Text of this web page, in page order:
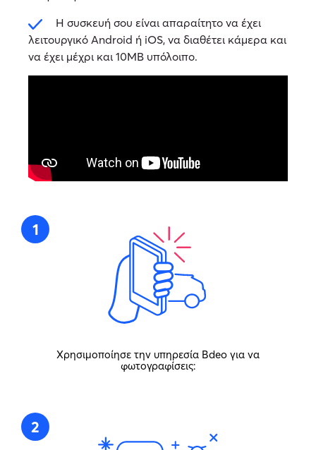
Η συσκευή σου είναι απαραίτητο να έχει
λειτουργικό Android ή iOS, να διαθέτει κάμερα και
να έχει μέχρι και 10ΜΒ υπόλοιπο.
1
Χρησιμοποίησε την υπηρεσία Bdeo για να
φωτογραφίσεις:
2